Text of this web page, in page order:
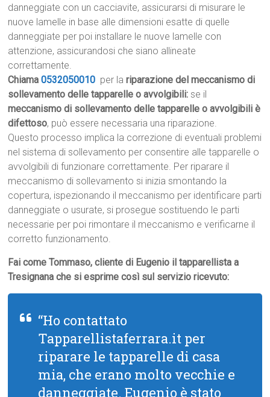
danneggiate con un cacciavite, assicurarsi di misurare le
nuove lamelle in base alle dimensioni esatte di quelle
danneggiate per poi installare le nuove lamelle con
attenzione, assicurandosi che siano allineate
correttamente.
Chiama0532050010 per lariparazione del meccanismo di
sollevamento delle tapparelle o avvolgibili: se il
meccanismo di sollevamento delle tapparelle o avvolgibili è
difettoso, può essere necessaria una riparazione.
Questo processo implica la correzione di eventuali problemi
nel sistema di sollevamento per consentire alle tapparelle o
avvolgibili di funzionare correttamente. Per riparare il
meccanismo di sollevamento si inizia smontando la
copertura, ispezionando il meccanismo per identificare parti
danneggiate o usurate, si prosegue sostituendo le parti
necessarie per poi rimontare il meccanismo e verificarne il
corretto funzionamento.
Fai come Tommaso, cliente di Eugenio il tapparellista a
Tresignana che si esprime così sul servizio ricevuto:
“Ho contattato
Tapparellistaferrara.it per
riparare le tapparelle di casa
mia, che erano molto vecchie e
danneggiate. Eugenio è stato